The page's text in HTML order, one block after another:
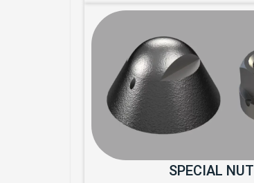
SPECIAL NUT